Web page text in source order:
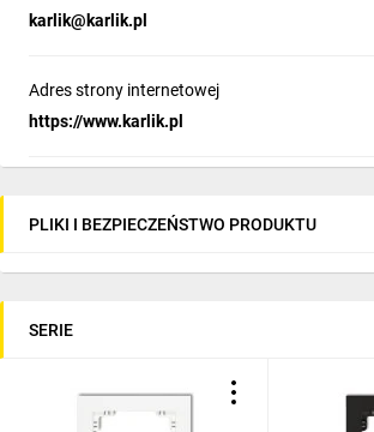
karlik@karlik.pl
Adres strony internetowej
https://www.karlik.pl
PLIKI I BEZPIECZEŃSTWO PRODUKTU
SERIE